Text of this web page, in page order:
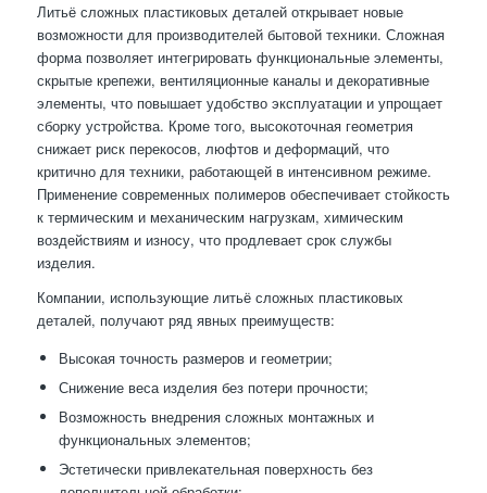
Литьё сложных пластиковых деталей открывает новые
возможности для производителей бытовой техники. Сложная
форма позволяет интегрировать функциональные элементы,
скрытые крепежи, вентиляционные каналы и декоративные
элементы, что повышает удобство эксплуатации и упрощает
сборку устройства. Кроме того, высокоточная геометрия
снижает риск перекосов, люфтов и деформаций, что
критично для техники, работающей в интенсивном режиме.
Применение современных полимеров обеспечивает стойкость
к термическим и механическим нагрузкам, химическим
воздействиям и износу, что продлевает срок службы
изделия.
Компании, использующие литьё сложных пластиковых
деталей, получают ряд явных преимуществ:
Высокая точность размеров и геометрии;
Снижение веса изделия без потери прочности;
Возможность внедрения сложных монтажных и
функциональных элементов;
Эстетически привлекательная поверхность без